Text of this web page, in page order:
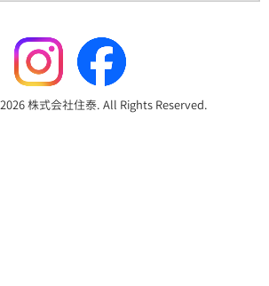
株式会社住泰. All Rights Reserved.